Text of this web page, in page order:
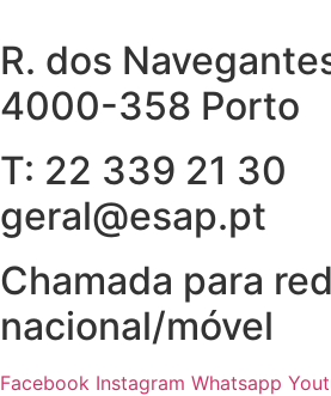
para
o
conteúdo
R. dos
4000-358 Porto
T: 22 339 21 30
geral@esap.pt
Chamada para
nacional/móvel
Facebook Instagram Whatsapp